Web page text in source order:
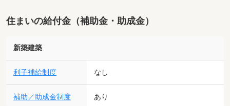
住まいの給付金（補助金・助成金）
新築建築
利子補給制度 なし
補助／助成金制度 あり